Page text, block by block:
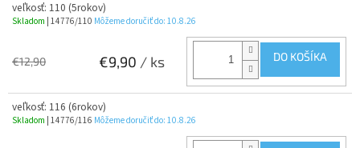
veľkosť: 110 (5rokov)
Skladom | 14776/110 Môžeme doručiť do: 10.8.26
€12,90 €9,90 / ks DO KOŠÍKA
veľkosť: 116 (6rokov)
Skladom | 14776/116 Môžeme doručiť do: 10.8.26